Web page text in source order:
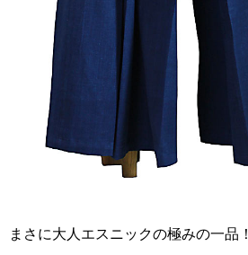
まさに大人エスニックの極みの一品！